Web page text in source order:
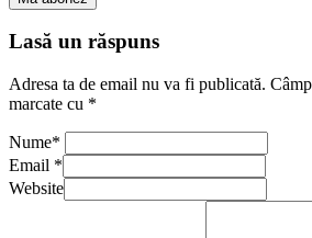
Lasă un răspuns
Adresa ta de email nu va fi publicată.
marcate cu *
Nume*
Email *
Website